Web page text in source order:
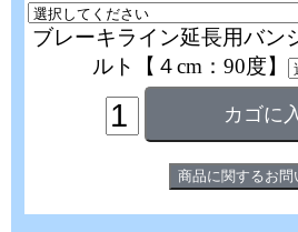
ブレーキライン延長用バン
ルト【４cm：90度】